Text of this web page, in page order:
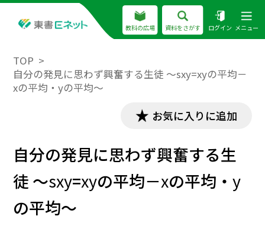
教科の広場 資料をさがす ログイン メニュー
TOP
自分の発見に思わず興奮する生徒 ～sxy=xyの平均－
xの平均・yの平均～
お気に入りに追加
自分の発見に思わず興奮する生
徒 ～sxy=xyの平均－xの平均・y
の平均～